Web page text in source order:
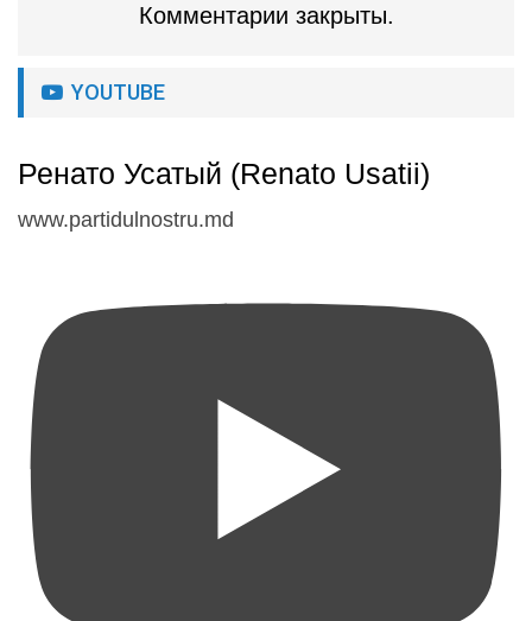
Комментарии закрыты.
YOUTUBE
Ренато Усатый (Renato Usatii)
www.partidulnostru.md